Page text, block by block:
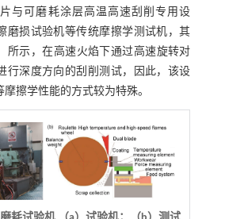
与可磨耗涂层高温高速刮削专用设
磨损试验机等传统摩擦学测试机，其
所示，在高速火焰下通过高速旋转对
行深度方向的刮削测试，因此，该设
擦学性能的方式较为特殊。